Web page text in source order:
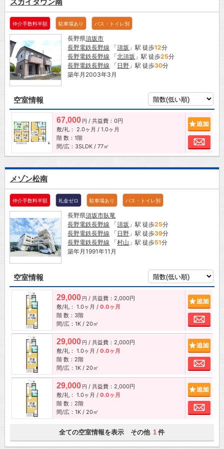
仲介手数料半額 駐車場あり バス・トイレ別
長野県須坂市
長野電鉄長野線 「須坂 」駅 徒歩12分
長野電鉄長野線 「北須坂 」駅 徒歩25分
長野電鉄長野線 「 日野 」駅 徒歩30分
築年月2003年3月
空室情報
67,000 円 / 共益費：0円
敷/礼： 2.0ヶ月 / 1.0ヶ月
階 数：1階
間/広：3SLDK / 77㎡
お
メゾン松南
仲介手数料半額 礼金ゼロ 駐車場あり バス・トイレ別
長野県須坂市臥竜
長野電鉄長野線 「須坂 」駅 徒歩25分
長野電鉄長野線 「 日野 」駅 徒歩39分
長野電鉄長野線 「村山 」駅 徒歩51分
築年月1991年11月
空室情報
29,000 円 / 共益費：2,000円
敷/礼： 1.0ヶ月 / 0.0ヶ月
階 数：3階
間/広：1K / 20㎡
お
29,000 円 / 共益費：2,000円
敷/礼： 1.0ヶ月 / 0.0ヶ月
階 数：2階
間/広：1K / 20㎡
お
29,000 円 / 共益費：2,000円
敷/礼： 1.0ヶ月 / 0.0ヶ月
階 数：2階
間/広：1K / 20㎡
お
全ての空室情報を表示 その他 1 件